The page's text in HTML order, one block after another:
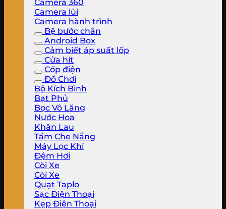
Camera 360
Camera lùi
Camera hành trình
Bệ bước chân
Android Box
Cảm biết áp suất lốp
Cửa hít
Cốp điện
Đồ Chơi
Bộ Kích Bình
Bạt Phủ
Bọc Vô Lăng
Nước Hoa
Khăn Lau
Tấm Che Nắng
Máy Lọc Khí
Đệm Hơi
Còi Xe
Còi Xe
Quạt Taplo
Sạc Điện Thoại
Kẹp Điện Thoại